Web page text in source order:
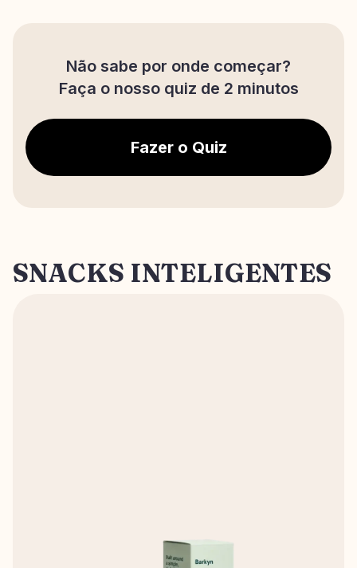
Não sabe por onde começar?
Faça o nosso quiz de 2 minutos
Fazer o Quiz
SNACKS INTELIGENTES